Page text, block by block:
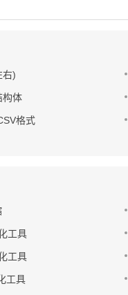
右)
构体
格式
工具
工具
工具